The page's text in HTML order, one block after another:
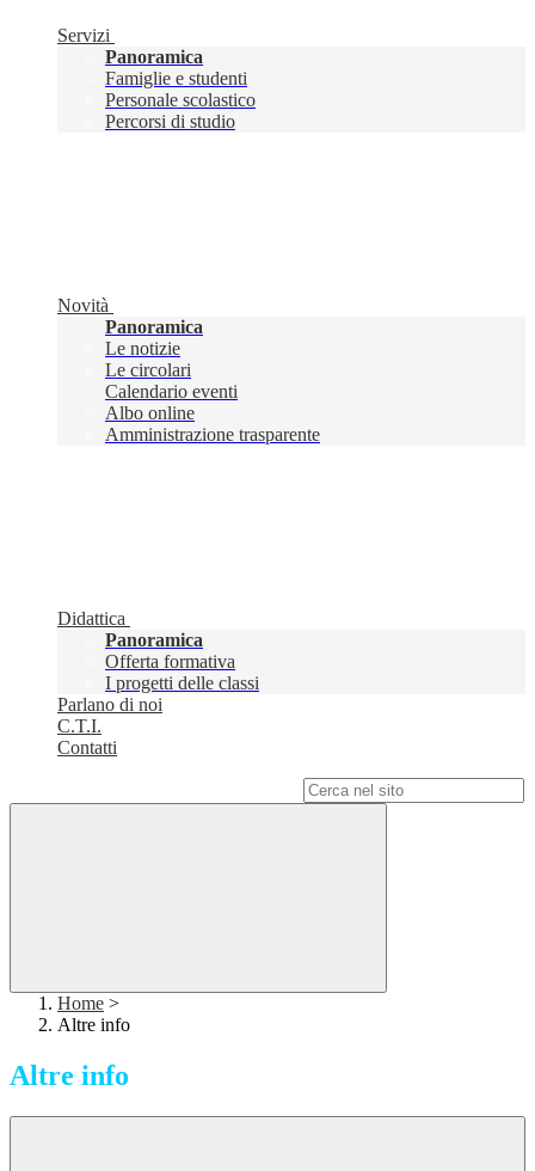
Servizi
Panoramica
Famiglie e studenti
Personale scolastico
Percorsi di studio
Novità
Panoramica
Le notizie
Le circolari
Calendario eventi
Albo online
Amministrazione trasparente
Didattica
Panoramica
Offerta formativa
I progetti delle classi
Parlano di noi
C.T.I.
Contatti
Home >
Altre info
Altre info